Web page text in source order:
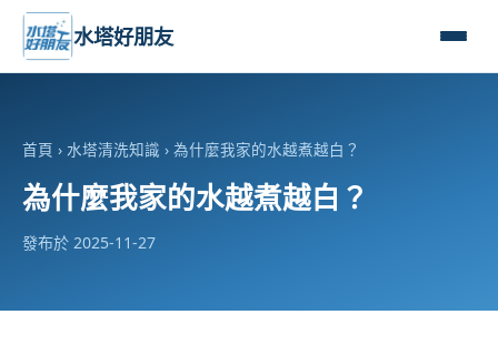
水塔好朋友
首頁 › 水塔清洗知識 › 為什麼我家的水越煮越白？
為什麼我家的水越煮越白？
發布於 2025-11-27